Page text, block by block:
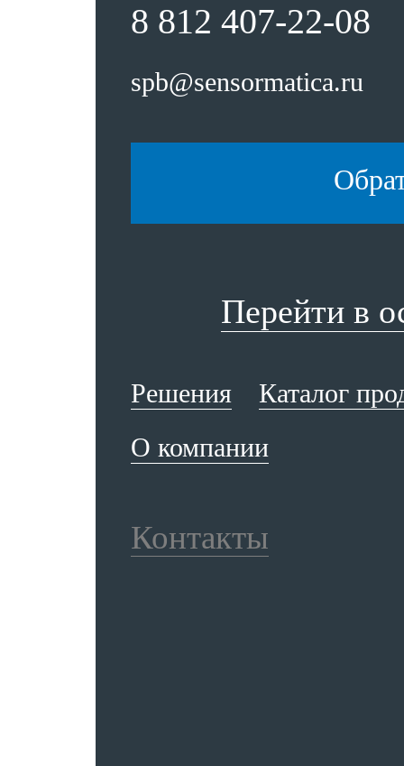
8 812 407-22-08
spb@sensormatica.ru
Перейти в
Решения
Каталог
О компании
Контакты